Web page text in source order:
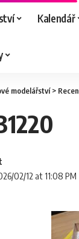
Kalendář
modelářství>
02/12 at 11:08 PM